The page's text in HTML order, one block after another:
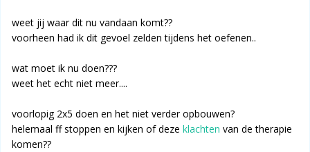
weet jij waar dit nu vandaan komt??
voorheen had ik dit gevoel zelden tijdens het oefenen..
wat moet ik nu doen???
weet het echt niet meer....
voorlopig 2x5 doen en het niet verder opbouwen?
helemaal ff stoppen en kijken of deze klachten van de therapie
komen??